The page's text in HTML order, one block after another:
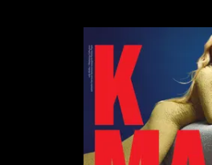
, podobnie jak
skupiają się na wątku
choćby nie wiadomo jak
prowadziła. To historia Priscilli
Presleya, która jest
filmu. Poznajemy ją jako 14-